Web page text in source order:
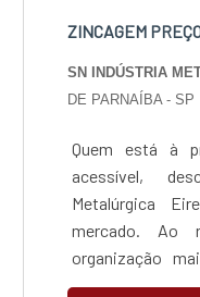
ZINCAGEM
SN INDÚSTRIA
DE PARNAÍBA - SP
Quem está à
acessível,
Metalúrgica
mercado. Ao
organização
cliente contará